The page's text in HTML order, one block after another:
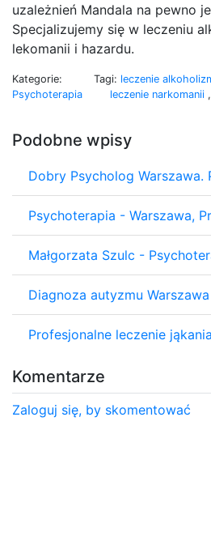
uzależnień Mandala na pewno
Specjalizujemy się w leczeniu
lekomanii i hazardu.
Kategorie:
Psychoterapia
Tagi: leczenie
leczenie narkomanii ,
Podobne wpisy
Dobry Psycholog Warszawa.
Psychoterapia - Warszawa,
Małgorzata Szulc -
Diagnoza autyzmu Warszawa
Profesjonalne leczenie
Komentarze
Zaloguj się, by skomentować